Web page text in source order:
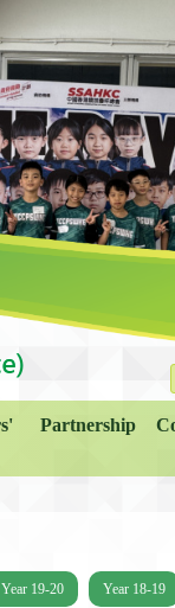
Partnership
Year 19-20 Year 18-19